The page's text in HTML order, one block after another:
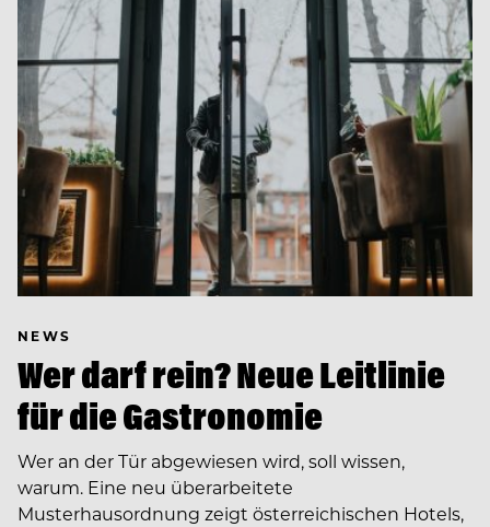
NEWS
Wer darf rein? Neue Leitlinie
für die Gastronomie
Wer an der Tür abgewiesen wird, soll wissen,
warum. Eine neu überarbeitete
Musterhausordnung zeigt österreichischen Hotels,